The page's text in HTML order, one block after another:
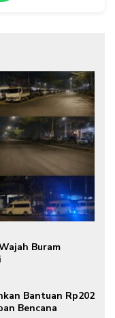
Buram
Bantuan Rp202
Bencana